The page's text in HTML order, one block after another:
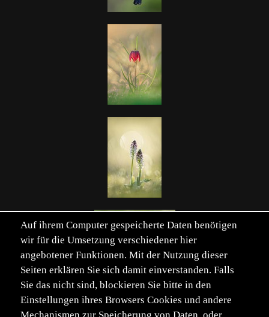
Einträge von 272. Seite 1 von 6.
Seite: Erste Zurück 1 2 3 4 5 6 Vor Letzte
Auf ihrem Computer gespeicherte Daten benötigen
wir für die Umsetzung verschiedener hier
angebotener Funktionen. Mit der Nutzung dieser
Seiten erklären Sie sich damit einverstanden. Falls
Sie das nicht sind, blockieren Sie bitte in den
Einstellungen ihres Browsers Cookies und andere
Mechanismen zur Speicherung von Daten, oder